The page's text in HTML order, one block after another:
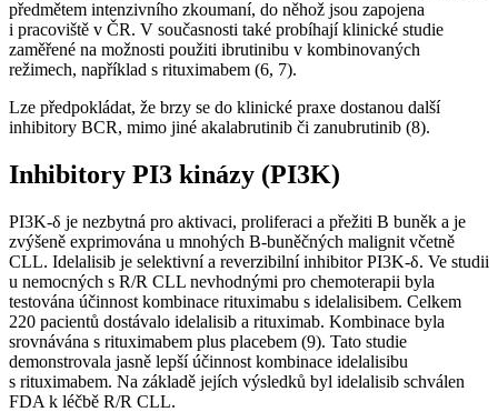
předmětem intenzivního zkoumaní, do něhož jsou zapojena
i pracoviště v ČR. V současnosti také probíhají klinické studie
zaměřené na možnosti použiti ibrutinibu v kombinovaných
režimech, například s rituximabem (6, 7).
Lze předpokládat, že brzy se do klinické praxe dostanou další
inhibitory BCR, mimo jiné akalabrutinib či zanubrutinib (8).
Inhibitory PI3 kinázy (PI3K)
PI3K-δ je nezbytná pro aktivaci, proliferaci a přežiti B buněk a je
zvýšeně exprimována u mnohých B-buněčných malignit včetně
CLL. Idelalisib je selektivní a reverzibilní inhibitor PI3K-δ. Ve studii
u nemocných s R/R CLL nevhodnými pro chemoterapii byla
testována účinnost kombinace rituximabu s idelalisibem. Celkem
220 pacientů dostávalo idelalisib a rituximab. Kombinace byla
srovnávána s rituximabem plus placebem (9). Tato studie
demonstrovala jasně lepší účinnost kombinace idelalisibu
s rituximabem. Na základě jejích výsledků byl idelalisib schválen
FDA k léčbě R/R CLL.